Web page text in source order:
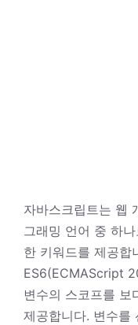
자바스크립트는 웹
그래밍 언어 중 하
한 키워드를 제공합
ES6(ECMAScript
변수의 스코프를 보
제공합니다. 변수를